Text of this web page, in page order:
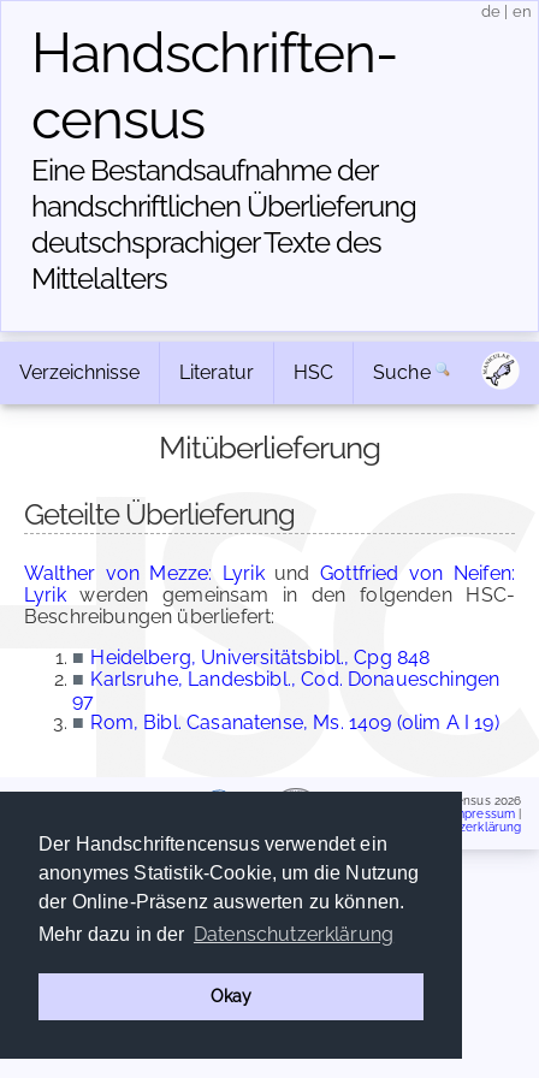
Der Handschriftencensus verwendet ein
anonymes Statistik-Cookie, um die Nutzung
der Online-Präsenz auswerten zu können.
Mehr dazu in der Datenschutzerklärung
Okay
Handschriften­
census
Eine Bestandsaufnahme der
handschriftlichen Über­lieferung
deutschsprachiger Texte des
Mittelalters
de en
Verzeichnisse Literatur HSC Suche
Mitüberlieferung
Geteilte Überlieferung
Walther von Mezze: LyrikundGottfried von Neifen:
Lyrikwerden gemeinsam in den folgenden HSC-
Beschreibungen überliefert:
■ Heidelberg, Universitätsbibl., Cpg 848
■ Karlsruhe, Landesbibl., Cod. Donaueschingen
97
■ Rom, Bibl. Casanatense, Ms. 1409 (olim A I 19)
Handschriftencensus 2026
Impressum
Datenschutzerklärung